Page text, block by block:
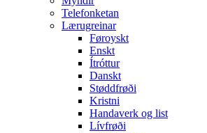
Telefonketan
Lærugreinar
Føroyskt
Enskt
Ítróttur
Danskt
Støddfrøði
Kristni
Handaverk og list
Lívfrøði